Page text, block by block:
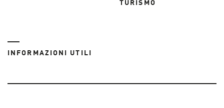
TURISMO
INFORMAZIONI UTILI